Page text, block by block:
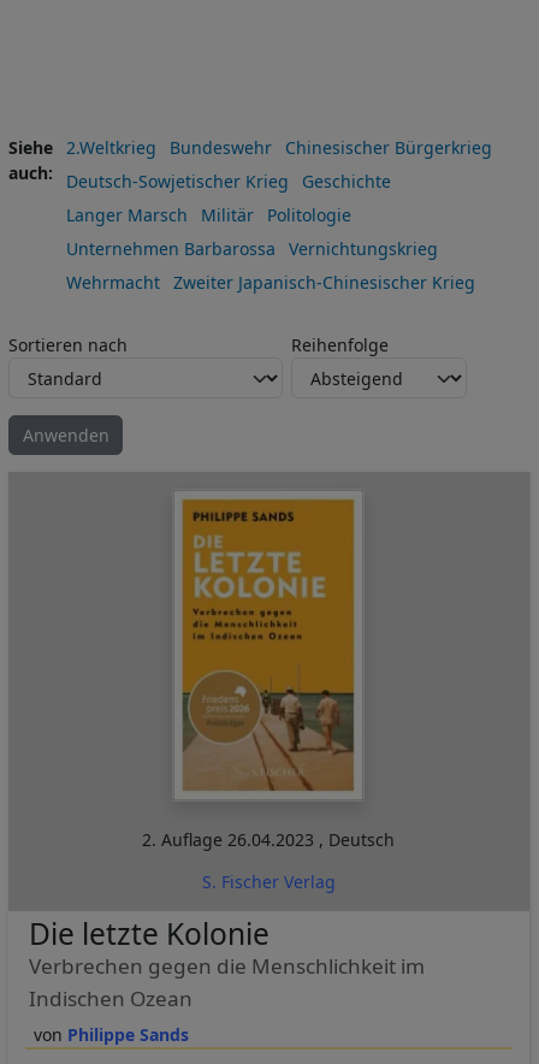
Siehe
auch
2.Weltkrieg Bundeswehr
Chinesischer Bürgerkrieg
Deutsch-Sowjetischer Krieg
Geschichte
Langer Marsch
Militär
Politologie
Unternehmen Barbarossa
Vernichtungskrieg
Wehrmacht
Zweiter Japanisch-Chinesischer Krieg
Sortieren nach Reihenfolge
2. Auflage26.04.2023 , Deutsch
S. Fischer Verlag
Philippe Sands
Die letzte Kolonie
Verbrechen gegen die Menschlichkeit im
Indischen Ozean